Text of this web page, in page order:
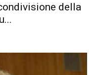
della